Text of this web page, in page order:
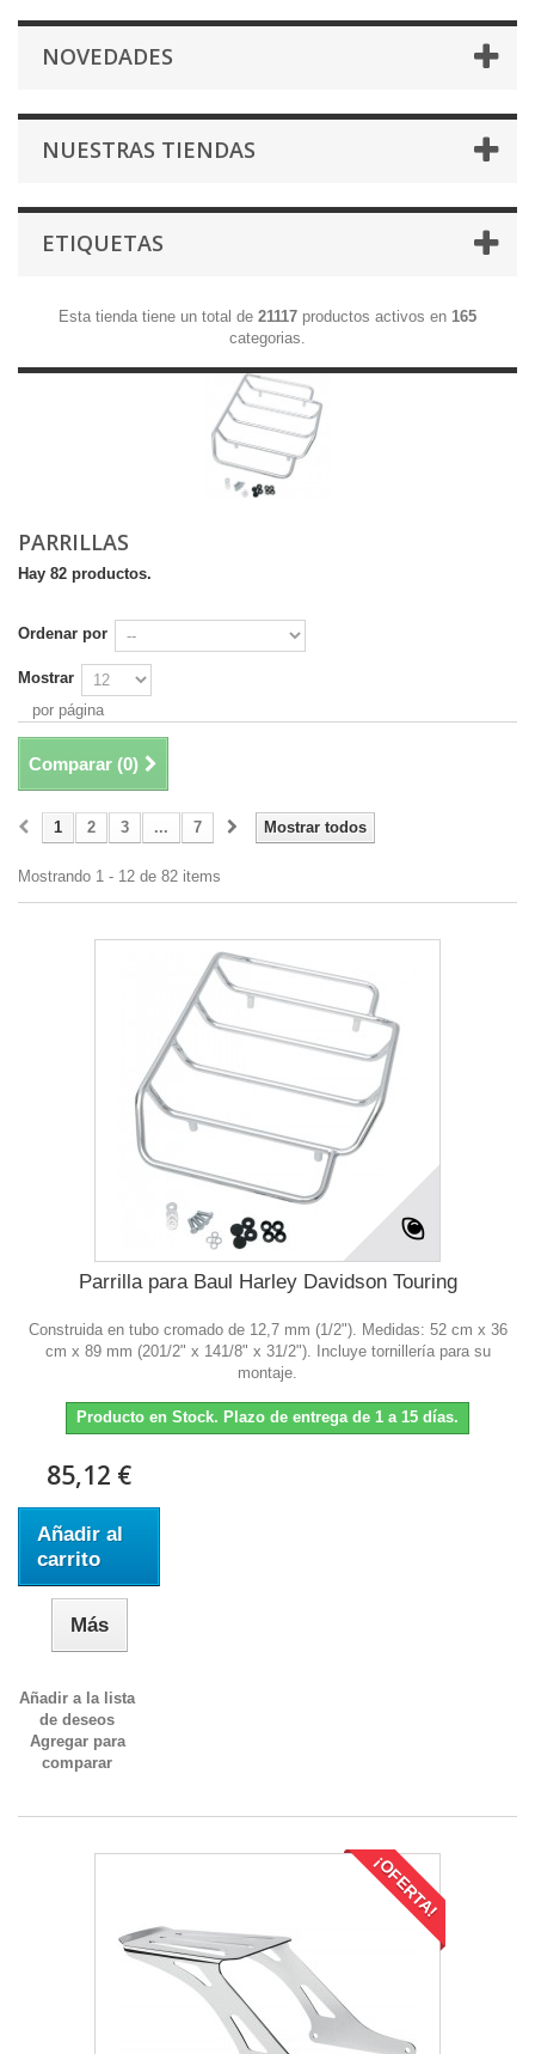
NOVEDADES
NUESTRAS TIENDAS
ETIQUETAS
Esta tienda tiene un total de 21117 productos activos en 165
categorias.
PARRILLAS
Hay 82 productos.
Ordenar por
Mostrar
por página
Comparar (0)
Mostrar todos
1 2 3 ... 7
Mostrando 1 - 12 de 82 items
Parrilla para Baul Harley Davidson Touring
Construida en tubo cromado de 12,7 mm (1/2"). Medidas: 52 cm x 36
cm x 89 mm (201/2" x 141/8" x 31/2"). Incluye tornillería para su
montaje.
Producto en Stock. Plazo de entrega de 1 a 15 días.
85,12 €
Añadir al
carrito
Más
Añadir a la lista
de deseos
Agregar para
comparar
¡OFERTA!